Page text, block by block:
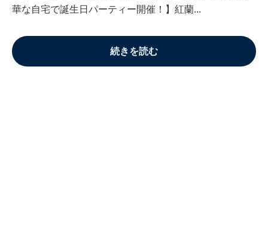
華な自宅で誕生日パーティー開催！】紅蘭...
続きを読む